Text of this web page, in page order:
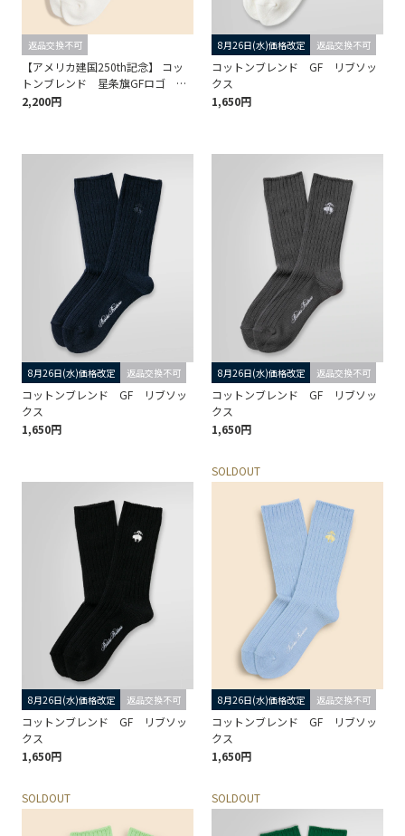
返品交換不可
【アメリカ建国250th記念】 コッ
トンブレンド 星条旗GFロゴ ク
ルーソックス ＜ウィメンズ＞
2,200円
8月26日(水)価格改定 返品交換不可
コットンブレンド GF リブソッ
クス
1,650円
8月26日(水)価格改定 返品交換不可
コットンブレンド GF リブソッ
クス
1,650円
8月26日(水)価格改定 返品交換不可
コットンブレンド GF リブソッ
クス
1,650円
8月26日(水)価格改定 返品交換不可
コットンブレンド GF リブソッ
クス
1,650円
SOLDOUT
8月26日(水)価格改定 返品交換不可
コットンブレンド GF リブソッ
クス
1,650円
SOLDOUT SOLDOUT